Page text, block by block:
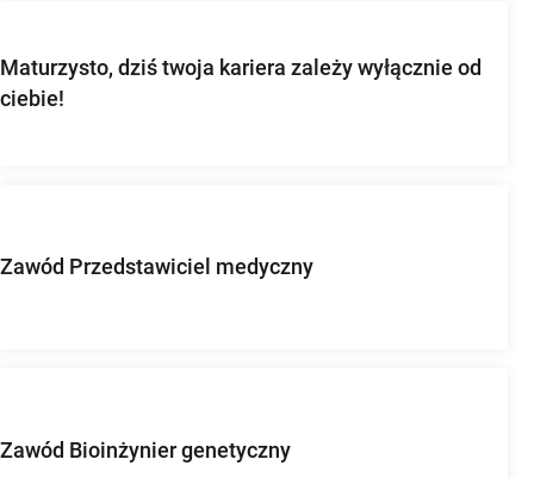
Maturzysto, dziś twoja kariera zależy wyłącznie od
ciebie!
Zawód Przedstawiciel medyczny
Zawód Bioinżynier genetyczny